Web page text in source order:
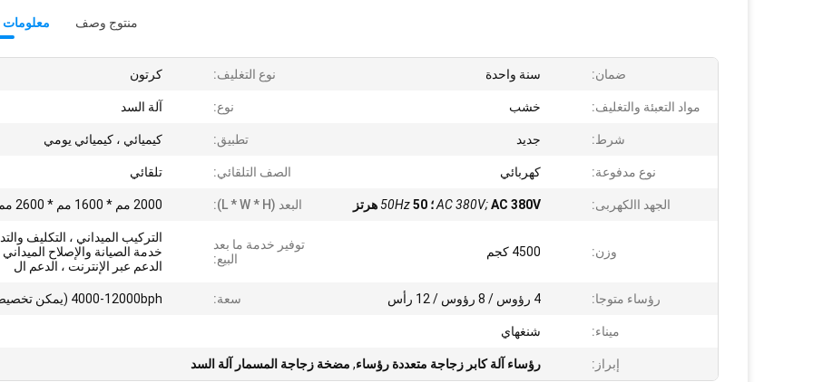
معلومات منتوج وصف
ضمان: سنة واحدة نوع التغليف: كرتون
مواد التعبئة والتغليف: خشب نوع: آلة السد
شرط: جديد تطبيق: كيميائي ، كيميائي يومي
نوع مدفوعة: كهربائي الصف التلقائي: تلقائي
الجهد االكهربى: AC 380V;AC 380V ؛ 50Hz50 هرتز البعد (L * W * H): 2000 مم * 1600 مم * 2600 مم
وزن: 4500 كجم
توفير خدمة ما بعد
البيع:
التركيب الميداني ، التكليف
خدمة الصيانة والإصلاح الميداني
الدعم عبر الإنترنت ، الدعم ال
رؤساء متوجا: 4 رؤوس / 8 رؤوس / 12 رأس سعة: 4000-12000bph (يمكن تخصيصها)
ميناء: شنغهاي
إبراز: رؤساء آلة كابر زجاجة متعددة رؤساء, مضخة زجاجة المسمار آلة السد